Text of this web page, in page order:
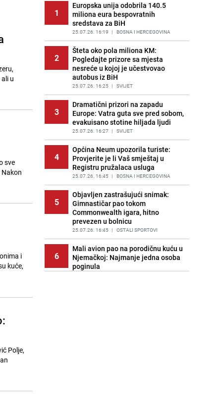
u
sve
i
kuće,
Polje,
PRIJE 1 DAN | ŽIVOT I STIL
Gosti iz Njemačke napravili požar u
apartmanu u Istri, vlasniku se
smijali i pokazivali srednji prst
PRIJE 2 DANA | REGIJA
Očistite rernu bez hemikalija:
Poznata stručnjakinja dijeli savjete
PRIJE 2 DANA | ŽIVOT I STIL
14
Novi detalji istrage: Ruske službe
otkrile moguć uzrok tragedije bh.
planinara na Elbrusu
PRIJE 2 DANA | SVIJET
15
Užas u bh. susjedstvu, mladići
bludničili nad maloljetnicom i sve
snimali: "Stari te gleda u lajvu"
PRIJE 1 DAN | REGIJA
1
Europska unija odobrila 140.5
miliona eura bespovratnih
sredstava za BiH
25.07.26. 16:19 | BOSNA I HERCEGOVINA
2
Šteta oko pola miliona KM:
Pogledajte prizore sa mjesta
nesreće u kojoj je učestvovao
autobus iz BiH
25.07.26. 16:25 | SVIJET
3
Dramatični prizori na zapadu
Europe: Vatra guta sve pred sobom,
evakuisano stotine hiljada ljudi
25.07.26. 16:27 | SVIJET
4
Općina Neum upozorila turiste:
Provjerite je li Vaš smještaj u
Registru pružalaca usluga
25.07.26. 16:45 | BOSNA I HERCEGOVINA
5
Objavljen zastrašujući snimak:
Gimnastičar pao tokom
Commonwealth igara, hitno
prevezen u bolnicu
25.07.26. 16:45 | OSTALI SPORTOVI
6
Mali avion pao na porodičnu kuću u
Njemačkoj: Najmanje jedna osoba
poginula